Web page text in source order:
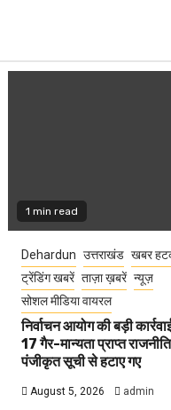
1 min read
Dehardun उत्तराखंड खबर
ट्रेंडिंग खबरें ताज़ा ख़बरें न्यूज़
सोशल मीडिया वायरल
निर्वाचन आयोग की बड़ी
17 गैर-मान्यता प्राप्त
पंजीकृत सूची से हटाए गए
August 5, 2026 admin